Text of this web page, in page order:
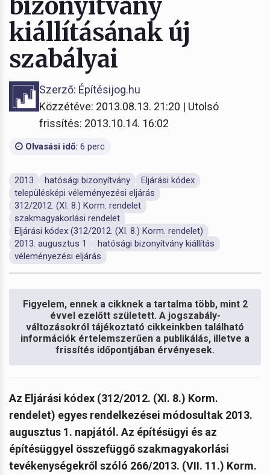
kiállításának új
szabályai
Szerző: Építésijog.hu
Közzétéve: 2013.08.13. 21:20 | Utolsó
frissítés: 2013.10.14. 16:02
Olvasási idő: 6 perc
2013 hatósági bizonyítvány
Eljárási kódex
településképi véleményezési eljárás
312/2012. (XI. 8.) Korm. rendelet
szakmagyakorlási rendelet
Eljárási kódex (312/2012. (XI. 8.) Korm. rendelet)
2013. augusztus 1
hatósági bizonyítvány kiállítás
véleményezési eljárás
Figyelem, ennek a cikknek a tartalma több, mint 2
évvel ezelőtt született. A jogszabály-
változásokról tájékoztató cikkeinkben található
információk értelemszerűen a publikálás, illetve a
frissítés időpontjában érvényesek.
Az Eljárási kódex (312/2012. (XI. 8.) Korm.
rendelet) egyes rendelkezései módosultak 2013.
augusztus 1. napjától. Az építésügyi és az
építésüggyel összefüggő szakmagyakorlási
tevékenységekről szóló 266/2013. (VII. 11.) Korm.